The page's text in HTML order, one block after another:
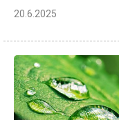
20.6.2025